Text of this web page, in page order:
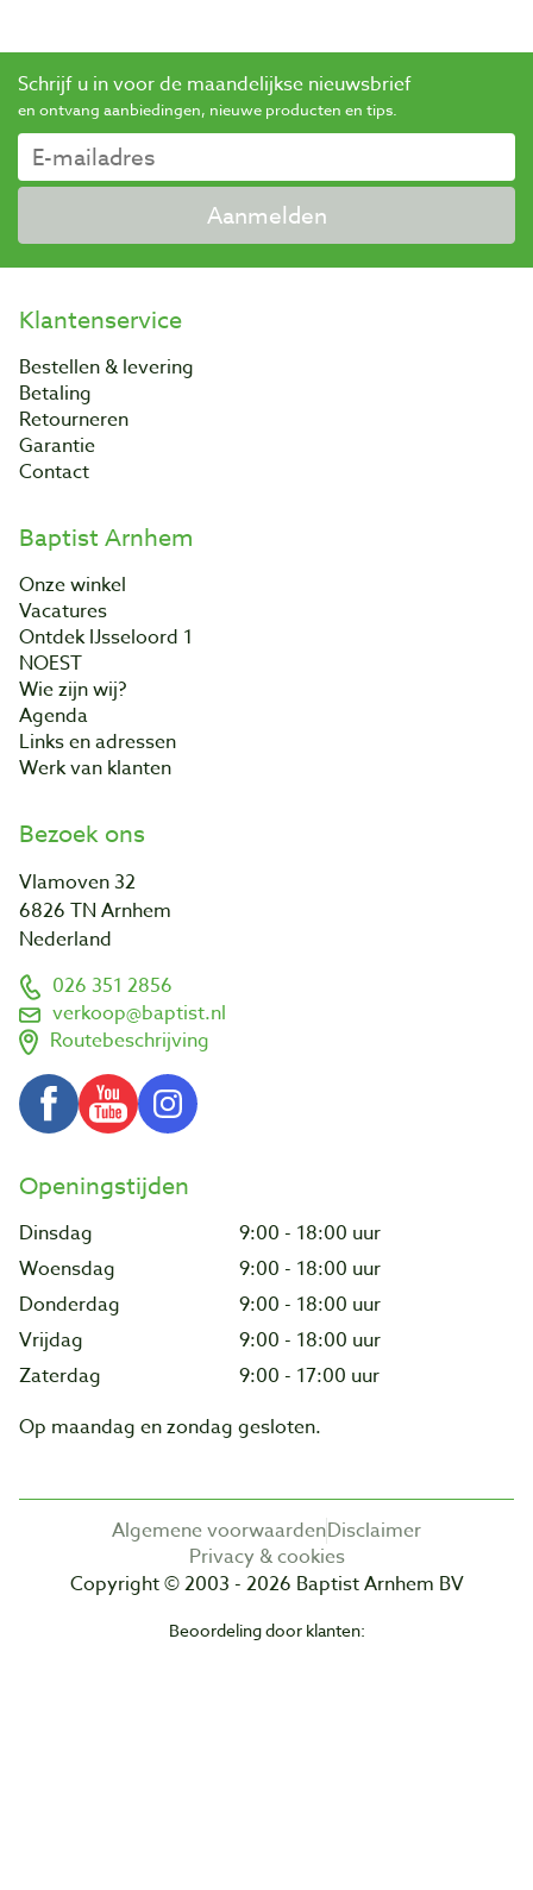
Schrijf u in voor de maandelijkse nieuwsbrief
en ontvang aanbiedingen, nieuwe producten en tips.
Aanmelden
Klantenservice
Bestellen & levering
Betaling
Retourneren
Garantie
Contact
Baptist Arnhem
Onze winkel
Vacatures
Ontdek IJsseloord 1
NOEST
Wie zijn wij?
Agenda
Links en adressen
Werk van klanten
Bezoek ons
Vlamoven 32
6826 TN Arnhem
Nederland
026 351 2856
verkoop@baptist.nl
Routebeschrijving
Openingstijden
Dinsdag
9:00 - 18:00 uur
Woensdag
9:00 - 18:00 uur
Donderdag
9:00 - 18:00 uur
Vrijdag
9:00 - 18:00 uur
Zaterdag
9:00 - 17:00 uur
Op maandag en zondag gesloten.
Algemene voorwaardenDisclaimer
Privacy & cookies
Copyright © 2003 - 2026 Baptist Arnhem BV
Beoordeling door klanten: